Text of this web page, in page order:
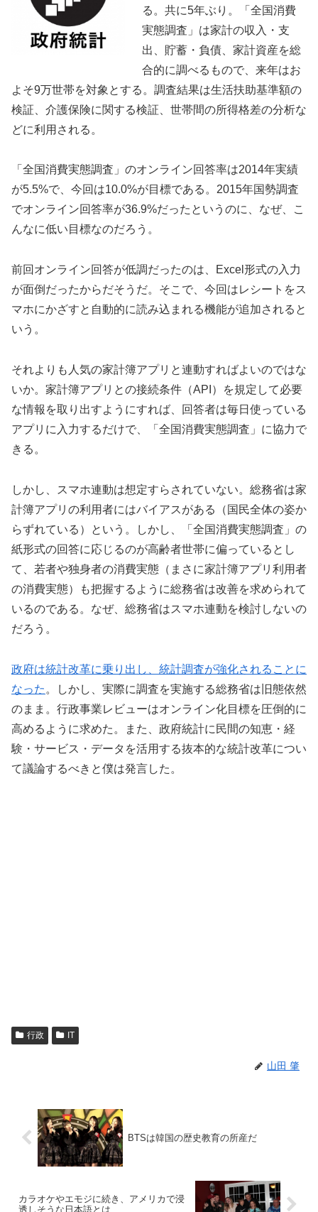
る。共に5年ぶり。「全国消費
実態調査」は家計の収入・支
出、貯蓄・負債、家計資産を総
合的に調べるもので、来年はお
よそ9万世帯を対象とする。調査結果は生活扶助基準額の
検証、介護保険に関する検証、世帯間の所得格差の分析な
どに利用される。
「全国消費実態調査」のオンライン回答率は2014年実績
が5.5%で、今回は10.0%が目標である。2015年国勢調査
でオンライン回答率が36.9%だったというのに、なぜ、こ
んなに低い目標なのだろう。
前回オンライン回答が低調だったのは、Excel形式の入力
が面倒だったからだそうだ。そこで、今回はレシートをス
マホにかざすと自動的に読み込まれる機能が追加されると
いう。
それよりも人気の家計簿アプリと連動すればよいのではな
いか。家計簿アプリとの接続条件（API）を規定して必要
な情報を取り出すようにすれば、回答者は毎日使っている
アプリに入力するだけで、「全国消費実態調査」に協力で
きる。
しかし、スマホ連動は想定すらされていない。総務省は家
計簿アプリの利用者にはバイアスがある（国民全体の姿か
らずれている）という。しかし、「全国消費実態調査」の
紙形式の回答に応じるのが高齢者世帯に偏っているとし
て、若者や独身者の消費実態（まさに家計簿アプリ利用者
の消費実態）も把握するように総務省は改善を求められて
いるのである。なぜ、総務省はスマホ連動を検討しないの
だろう。
政府は統計改革に乗り出し、統計調査が強化されることに
なった 。しかし、実際に調査を実施する総務省は旧態依然
のまま。行政事業レビューはオンライン化目標を圧倒的に
高めるように求めた。また、政府統計に民間の知恵・経
験・サービス・データを活用する抜本的な統計改革につい
て議論するべきと僕は発言した。
行政 IT
山田 肇
BTSは韓国の歴史教育の所産だ
カラオケやエモジに続き、アメリカで浸
透しそうな日本語とは